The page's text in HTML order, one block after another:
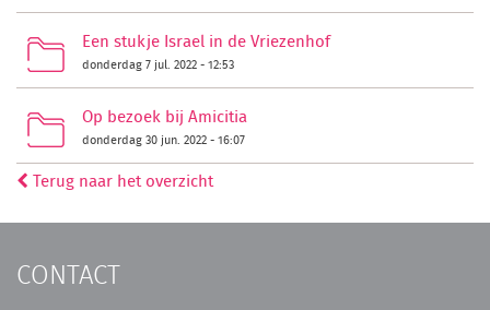
Een stukje Israel in de Vriezenhof
donderdag 7 jul. 2022 - 12:53
Op bezoek bij Amicitia
donderdag 30 jun. 2022 - 16:07
Terug naar het overzicht
CONTACT